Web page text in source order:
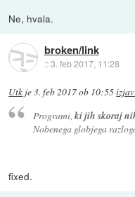
Ne, hvala.
broken/link
::3. feb 2017, 11:28
Utk je3. feb 2017 ob 10:55
Programi, ki jih skoraj
Nobenega globjega
fixed.